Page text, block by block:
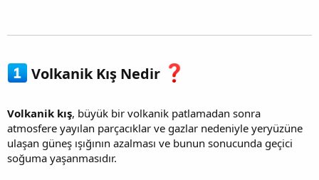
Volkanik Kış Nedir
Volkanik kış, büyük bir volkanik patlamadan sonra
atmosfere yayılan parçacıklar ve gazlar nedeniyle yeryüzüne
ulaşan güneş ışığının azalması ve bunun sonucunda geçici
soğuma yaşanmasıdır.